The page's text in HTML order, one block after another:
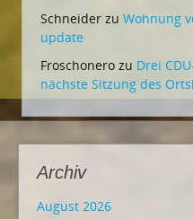
Schneider zu Wohnung
update
Froschonero zu Drei
nächste Sitzung des
Archiv
August 2026